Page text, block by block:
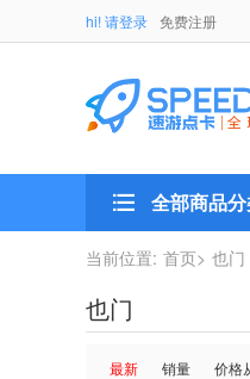
hi! 请登录 免费注册
全部商品
当前位置: 首页> 也门
也门
最新 销量 价格